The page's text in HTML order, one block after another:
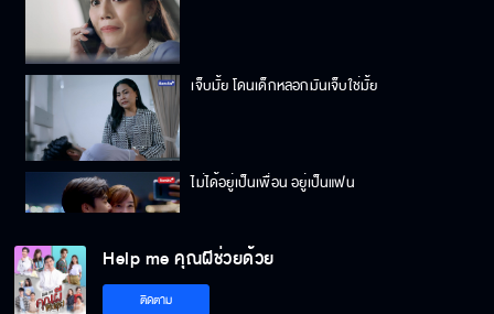
เจ็บมั้ย โดนเด็กหลอกมันเจ็บใช่มั้ย
ไม่ได้อยู่เป็นเพื่อน อยู่เป็นแฟน
ช่วยต่อรองเจ้ากรรมนายเวรให้หน่อย
Help me คุณผีช่วยด้วย
ติดตาม